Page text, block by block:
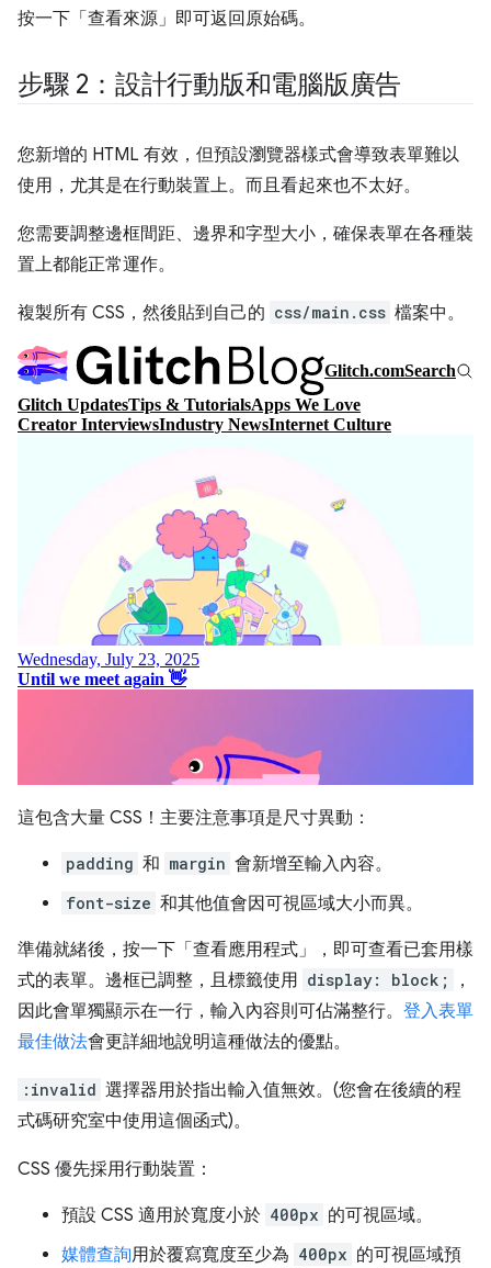
按一下「查看來源」 即可返回原始碼。
步驟 2：設計行動版和電腦版廣告
您新增的 HTML 有效，但預設瀏覽器樣式會導致表單難以
使用，尤其是在行動裝置上。而且看起來也不太好。
您需要調整邊框間距、邊界和字型大小，確保表單在各種裝
置上都能正常運作。
複製所有 CSS，然後貼到自己的 css/main.css 檔案中。
這包含大量 CSS！主要注意事項是尺寸異動：
padding 和 margin 會新增至輸入內容。
font-size 和其他值會因可視區域大小而異。
準備就緒後，按一下「查看應用程式」
，即可查看已套用樣
式的表單。邊框已調整，且標籤使用 display: block;
，
因此會單獨顯示在一行，輸入內容則可佔滿整行。 登入表單
最佳做法會更詳細地說明這種做法的優點。
:invalid 選擇器用於指出輸入值無效。(您會在後續的程
式碼研究室中使用這個函式)。
CSS 優先採用行動裝置：
預設 CSS 適用於寬度小於 400px 的可視區域。
媒體查詢用於覆寫寬度至少為 400px 的可視區域預